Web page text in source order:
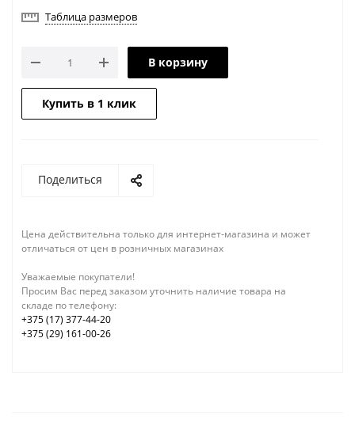
Таблица размеров
В корзину
Купить в 1 клик
Поделиться
Цена действительна только для интернет-магазина и может
отличаться от цен в розничных магазинах
Уважаемые покупатели!
Просим Вас перед заказом уточнить наличие товара на
складе по телефону:
+375 (17) 377-44-20
+375 (29) 161-00-26